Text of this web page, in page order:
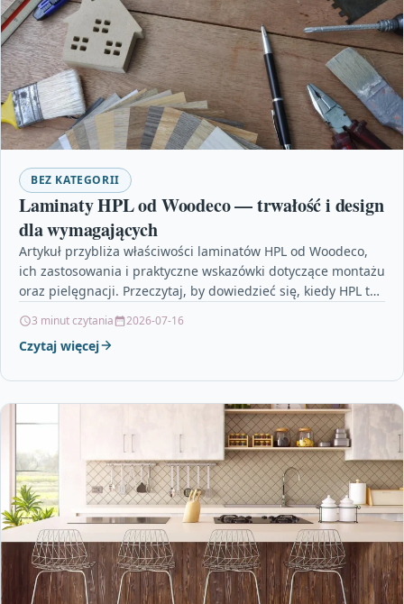
BEZ KATEGORII
Laminaty HPL od Woodeco — trwałość i design
dla wymagających
Artykuł przybliża właściwości laminatów HPL od Woodeco,
ich zastosowania i praktyczne wskazówki dotyczące montażu
oraz pielęgnacji. Przeczytaj, by dowiedzieć się, kiedy HPL to
3 minut czytania 2026-07-16
Czytaj więcej